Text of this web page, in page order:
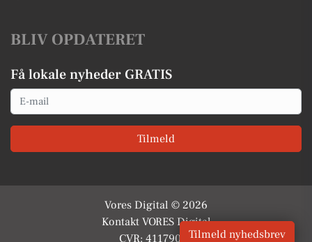
BLIV OPDATERET
Få lokale nyheder GRATIS
Email
Tilmeld
Vores Digital © 2026
Kontakt VORES Digital
CVR: 41179082Tilmeld nyhedsbrev